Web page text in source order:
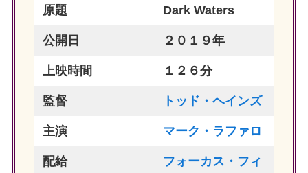
原題 Dark Waters
公開日 ２０１９年
上映時間 １２６分
監督 トッド・ヘインズ
主演 マーク・ラファロ
配給
フォーカス・フィ